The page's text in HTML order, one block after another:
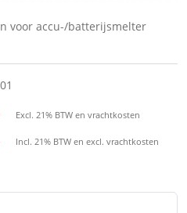
voor accu-/batterijsmelter
Excl. 21% BTW en vrachtkosten
Incl. 21% BTW en excl. vrachtkosten